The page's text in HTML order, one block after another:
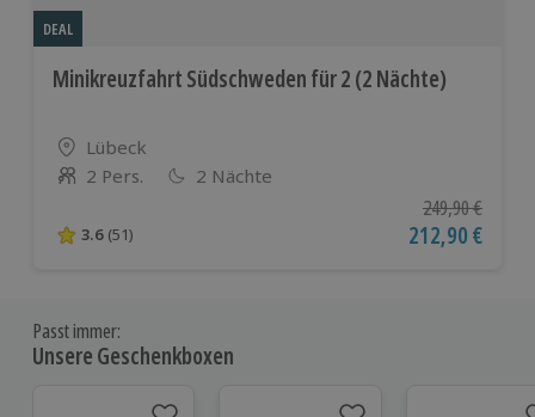
DEAL
Minikreuzfahrt Südschweden für 2 (2 Nächte)
Standort
Lübeck
Anzahl der Teilnehmer
2 Pers. 2 Nächte
3.6 von 5 Sternen basierend auf 51 Bewertungen
3.6 (51)
Ursprünglicher
249,90 €
Aktueller Preis
212,90 €
Passt immer:
Unsere Geschenkboxen